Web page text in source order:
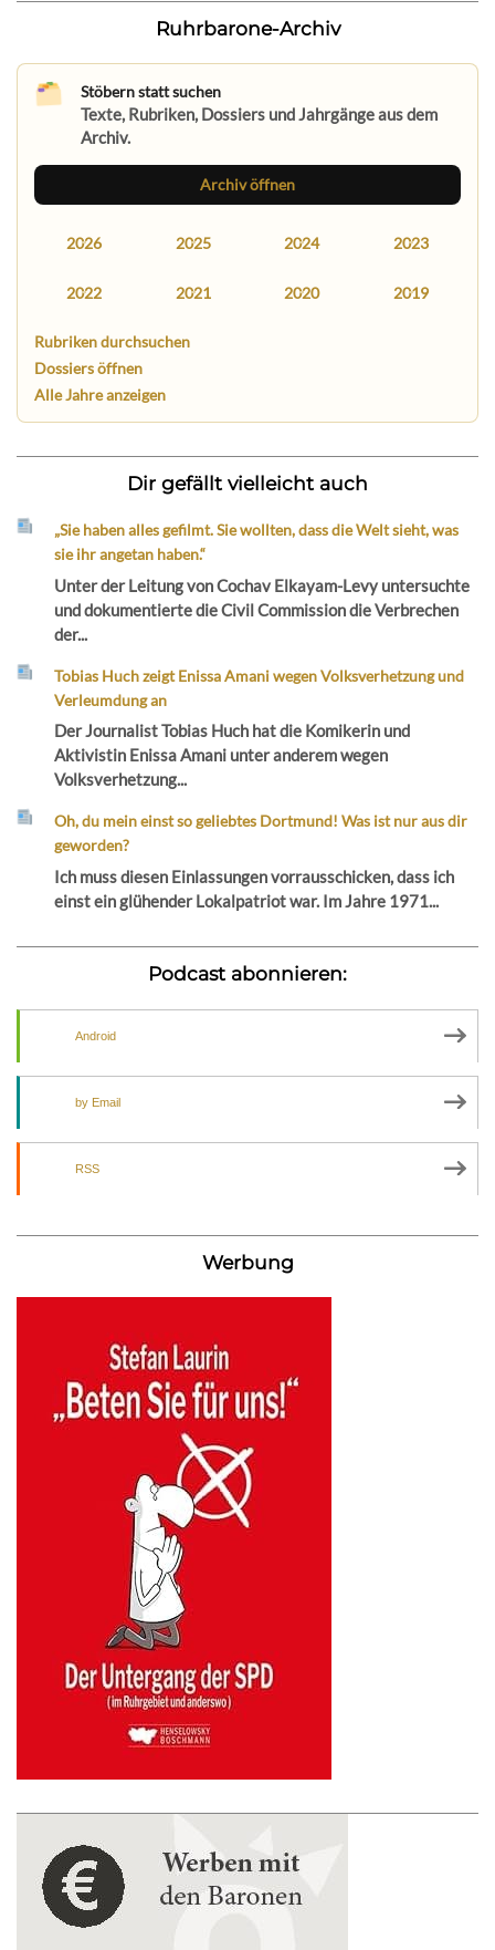
Ruhrbarone-Archiv
Stöbern statt suchen
Texte, Rubriken, Dossiers und Jahrgänge aus dem
Archiv.
Archiv öffnen
2026 2025 2024 2023
2022 2021 2020 2019
Rubriken durchsuchen
Dossiers öffnen
Alle Jahre anzeigen
Dir gefällt vielleicht auch
„Sie haben alles gefilmt. Sie wollten, dass die Welt sieht, was
sie ihr angetan haben.“
Unter der Leitung von Cochav Elkayam-Levy untersuchte
und dokumentierte die Civil Commission die Verbrechen
der...
Tobias Huch zeigt Enissa Amani wegen Volksverhetzung und
Verleumdung an
Der Journalist Tobias Huch hat die Komikerin und
Aktivistin Enissa Amani unter anderem wegen
Volksverhetzung...
Oh, du mein einst so geliebtes Dortmund! Was ist nur aus dir
geworden?
Ich muss diesen Einlassungen vorrausschicken, dass ich
einst ein glühender Lokalpatriot war. Im Jahre 1971...
Podcast abonnieren:
Android
by Email
RSS
Werbung